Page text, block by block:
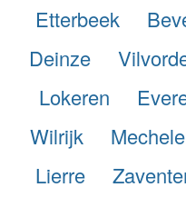
Etterbeek
Deinze
Lokeren
Wilrijk
Lierre